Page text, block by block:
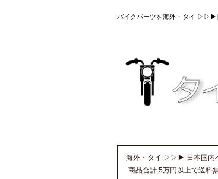
バイクパーツを海外・タイ ▷▷▶
海外・タイ ▷▷▶ 日本国内
商品合計 5万円以上で送料